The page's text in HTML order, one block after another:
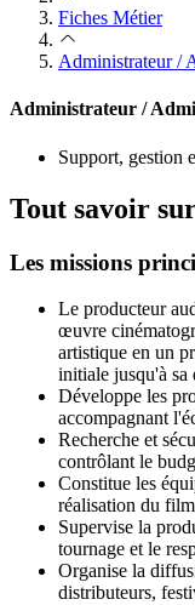
Fiches Métier
Administrateur /
Administrateur /
Support, gestion
Tout savoir
Les missions
Le producteur
œuvre
artistique en un
initiale jusqu'à sa
Développe les
accompagnant
Recherche et
contrôlant le
Constitue les
réalisation du film
Supervise la
tournage et le
Organise la
distributeurs,